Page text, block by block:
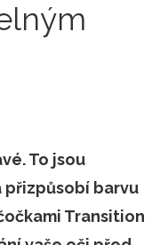
To jsou
přizpůsobí barvu
Transition